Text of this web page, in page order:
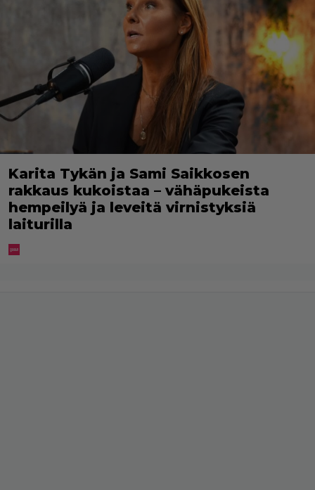
Karita Tykän ja Sami Saikkosen
rakkaus kukoistaa – vähäpukeista
hempeilyä ja leveitä virnistyksiä
laiturilla